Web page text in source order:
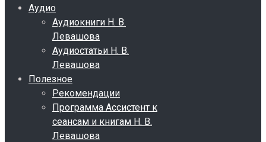
Аудио
Аудиокниги Н. В.
Левашова
Аудиостатьи Н. В.
Левашова
Полезное
Рекомендации
Программа Ассистент к
сеансам и книгам Н. В.
Левашова